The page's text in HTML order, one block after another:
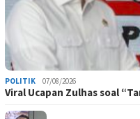
POLITIK 07/08/2026
Viral Ucapan Zulhas soal